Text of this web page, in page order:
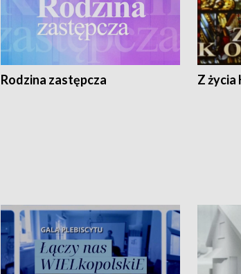
Rodzina zastępcza Z życia